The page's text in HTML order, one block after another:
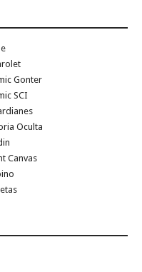
Gonter
SCI
Oculta
Canvas